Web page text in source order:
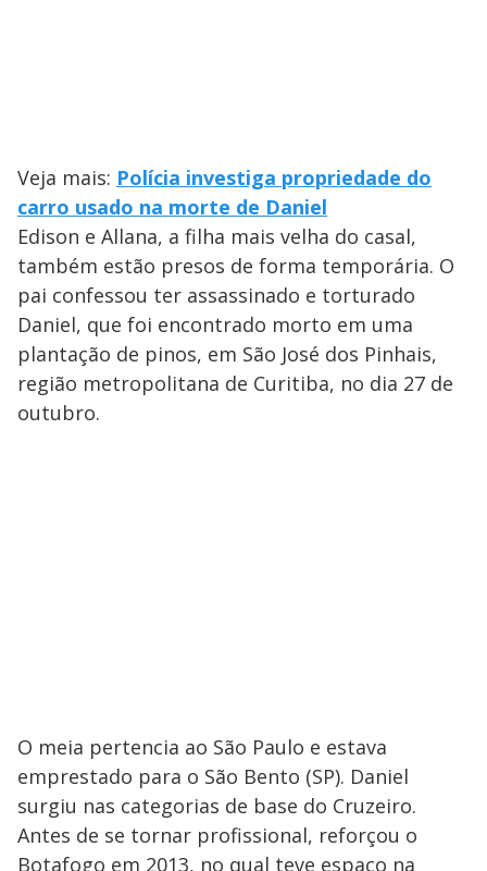
Veja mais: Polícia investiga propriedade do
carro usado na morte de Daniel
Edison e Allana, a filha mais velha do casal,
também estão presos de forma temporária. O
pai confessou ter assassinado e torturado
Daniel, que foi encontrado morto em uma
plantação de pinos, em São José dos Pinhais,
região metropolitana de Curitiba, no dia 27 de
outubro.
O meia pertencia ao São Paulo e estava
emprestado para o São Bento (SP). Daniel
surgiu nas categorias de base do Cruzeiro.
Antes de se tornar profissional, reforçou o
Botafogo em 2013, no qual teve espaço na